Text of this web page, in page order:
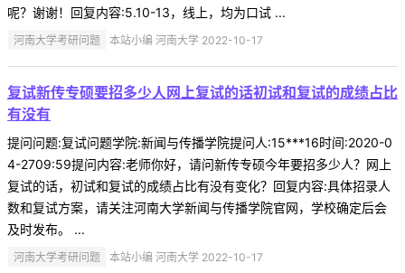
呢？谢谢！回复内容:5.10-13，线上，均为口试 ...
河南大学考研问题 本站小编 河南大学 2022-10-17
复试新传专硕要招多少人网上复试的话初试和复试的成绩占比
有没有
提问问题:复试问题学院:新闻与传播学院提问人:15***16时间:2020-0
4-2709:59提问内容:老师你好，请问新传专硕今年要招多少人？网上
复试的话，初试和复试的成绩占比有没有变化？回复内容:具体招录人
数和复试方案，请关注河南大学新闻与传播学院官网，学校确定后会
及时发布。 ...
河南大学考研问题 本站小编 河南大学 2022-10-17